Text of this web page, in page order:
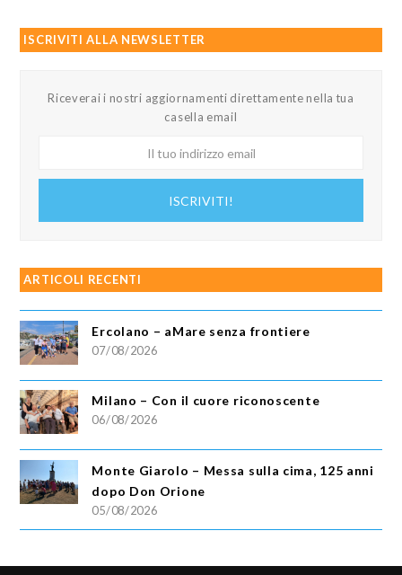
ISCRIVITI ALLA NEWSLETTER
Riceverai i nostri aggiornamenti direttamente nella tua
casella email
ISCRIVITI!
ARTICOLI RECENTI
Ercolano – aMare senza frontiere
07/08/2026
Milano – Con il cuore riconoscente
06/08/2026
Monte Giarolo – Messa sulla cima, 125 anni
dopo Don Orione
05/08/2026